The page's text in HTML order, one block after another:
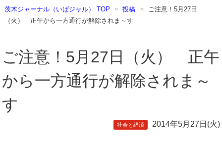
茨木ジャーナル（いばジャル） TOP 投稿
ご注意！5月27日
（火） 正午から一方通行が解除されま～す
ご注意！5月27日（火） 正午
から一方通行が解除されま～
す
社会と経済 2014年5月27日(火)